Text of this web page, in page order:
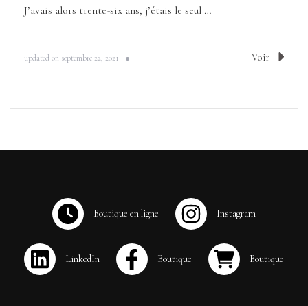
J’avais alors trente-six ans, j’étais le seul …
updated on septembre 22, 2021 Voir